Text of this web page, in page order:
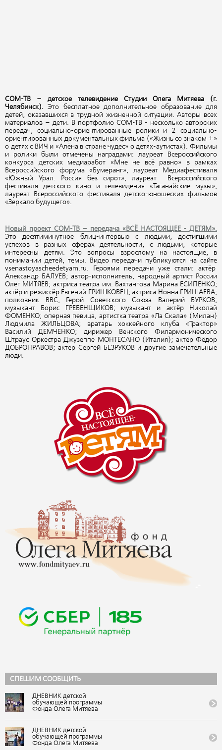
СПЕШИМ СООБЩИТЬ
ДНЕВНИК детской
обучающей программы
Фонда Олега Митяева
фестивале авторской
музыки и поэзии «U-235.
Новые песни» от проекта
«Школа Росатома» в ВДЦ
«Орленок»
ДНЕВНИК детской
обучающей программы
Фонда Олега Митяева
СОМ-ТВ – детское телевидение Студии Олега Митяева (г.
Челябинск). Это бесплатное дополнительное образование для
детей, оказавшихся в трудной жизненной ситуации. Авторы всех
материалов – дети. В портфолио СОМ-ТВ - несколько авторских
передач, социально-ориентированные ролики и 2 социально-
ориентированных документальных фильма («Жизнь со знаком +»
о детях с ВИЧ и «Алёна в стране чудес» о детях-аутистах). Фильмы
и ролики были отмечены наградами: лауреат Всероссийского
конкурса детских медиаработ «Мне не всё равно» в рамках
Всероссийского форума «Бумеранг», лауреат Медиафестиваля
«Южный Урал. Россия без сирот», лауреат Всероссийского
фестиваля детского кино и телевидения «Таганайские музы»,
лауреат Всероссийского фестиваля детско-юношеских фильмов
«Зеркало будущего».
Новый проект СОМ-ТВ – передача «ВСЁ НАСТОЯЩЕЕ - ДЕТЯМ».
Это десятиминутное блиц-интервью с людьми, достигшими
успехов в разных сферах деятельности, с людьми, которые
интересны детям. Это вопросы взрослому на настоящие, в
понимании детей, темы. Видео передачи публикуются на сайте
vsenastoyascheedetyam.ru. Героями передачи уже стали: актёр
Александр БАЛУЕВ; автор-исполнитель, народный артист России
Олег МИТЯЕВ; актриса театра им. Вахтангова Марина ЕСИПЕНКО;
актёр и режиссёр Евгений ГРИШКОВЕЦ; актриса Нонна ГРИШАЕВА;
полковник ВВС, Герой Советского Союза Валерий БУРКОВ;
музыкант Борис ГРЕБЕНЩИКОВ; музыкант и актёр Николай
ФОМЕНКО; оперная певица, артистка театра «Ла Скала» (Милан)
Людмила ЖИЛЬЦОВА; вратарь хоккейного клуба «Трактор»
Василий ДЕМЧЕНКО; дирижер Венского Филармонического
Штраус Оркестра Джузеппе МОНТЕСАНО (Италия); актёр Фёдор
ДОБРОНРАВОВ; актёр Сергей БЕЗРУКОВ и другие замечательные
люди.